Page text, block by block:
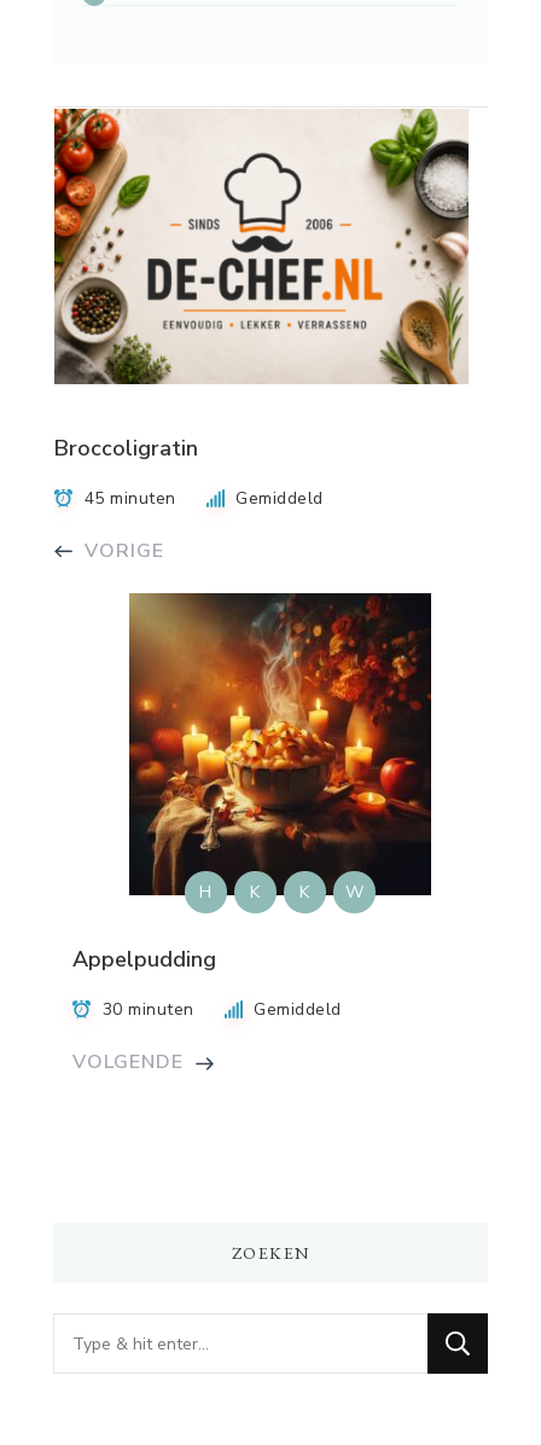
Broccoligratin
45 minuten Gemiddeld
VORIGE
H K K W
Appelpudding
30 minuten Gemiddeld
VOLGENDE
ZOEKEN
Op
zoek